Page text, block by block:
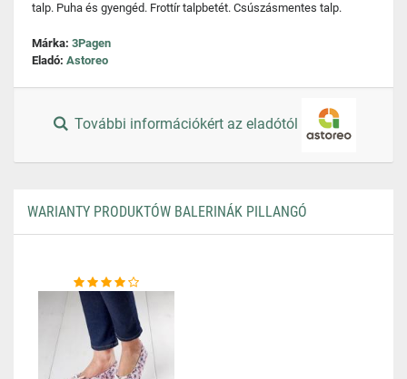
talp. Puha és gyengéd. Frottír talpbetét. Csúszásmentes talp.
Márka: 3Pagen
Eladó: Astoreo
További információkért az eladótól
WARIANTY PRODUKTÓW BALERINÁK PILLANGÓ